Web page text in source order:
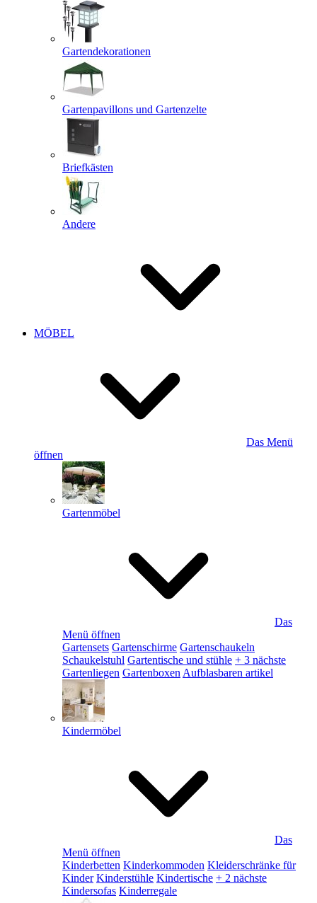
Gartendekorationen
Gartenpavillons und Gartenzelte
Briefkästen
Andere
MÖBEL
Das Menü
öffnen
Gartenmöbel
Das
Menü öffnen
Gartensets Gartenschirme Gartenschaukeln
Schaukelstuhl Gartentische und stühle + 3 nächste
Gartenliegen Gartenboxen Aufblasbaren artikel
Kindermöbel
Das
Menü öffnen
Kinderbetten Kinderkommoden Kleiderschränke für
Kinder Kinderstühle Kindertische + 2 nächste
Kindersofas Kinderregale